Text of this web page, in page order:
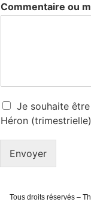
Commentaire ou
Je souhaite
Héron (trimestrielle)
Envoyer
Tous droits réservés –